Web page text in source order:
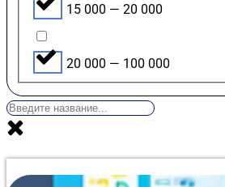
15 000 — 20 000
20 000 — 100 000